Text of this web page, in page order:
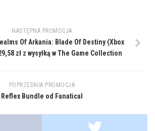
NASTĘPNA PROMOCJA
Of Arkania: Blade Of Destiny (Xbox
zł z wysyłką w The Game Collection
POPRZEDNIA PROMOCJA
Reflex Bundle od Fanatical